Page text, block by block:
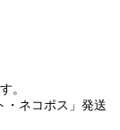
。
・ネコポス」発送